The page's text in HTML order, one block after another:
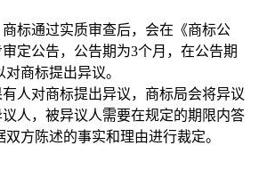
商标通过实质审查后，会在《商标公
定公告，公告期为3个月，在公告期
商标提出异议。
有人对商标提出异议，商标局会将异议
人，被异议人需要在规定的期限内答
方陈述的事实和理由进行裁定。